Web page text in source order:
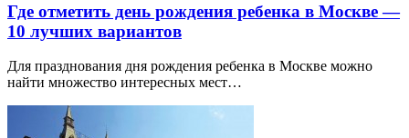
Где отметить день рождения ребенка в Москве —
10 лучших вариантов
Для празднования дня рождения ребенка в Москве можно
найти множество интересных мест…